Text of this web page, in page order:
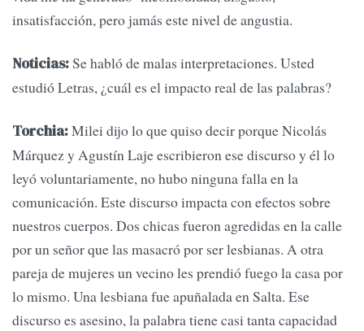
insatisfacción, pero jamás este nivel de angustia.
Noticias:Se habló de malas interpretaciones. Usted
estudió Letras, ¿cuál es el impacto real de las palabras?
Torchia:Milei dijo lo que quiso decir porque Nicolás
Márquez y Agustín Laje escribieron ese discurso y él lo
leyó voluntariamente, no hubo ninguna falla en la
comunicación. Este discurso impacta con efectos sobre
nuestros cuerpos. Dos chicas fueron agredidas en la calle
por un señor que las masacró por ser lesbianas. A otra
pareja de mujeres un vecino les prendió fuego la casa por
lo mismo. Una lesbiana fue apuñalada en Salta. Ese
discurso es asesino, la palabra tiene casi tanta capacidad